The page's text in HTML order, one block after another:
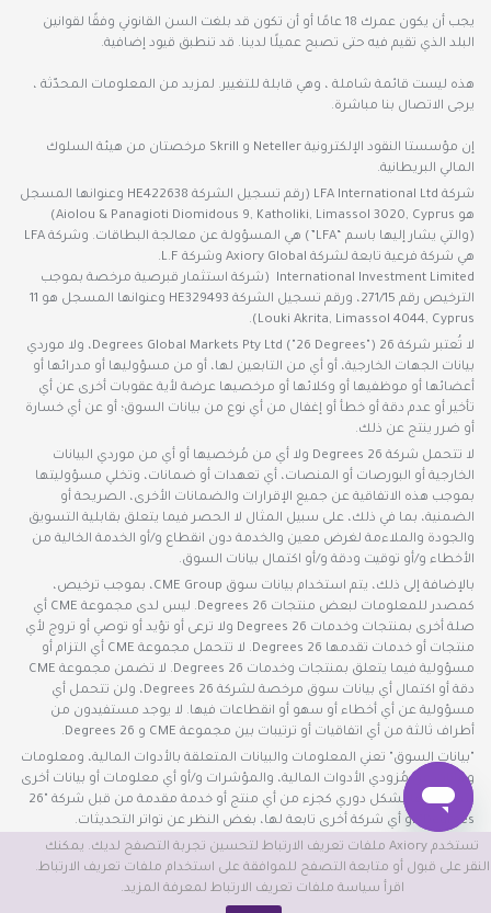
يجب أن يكون عمرك 18 عامًا أو أن تكون قد بلغت السن القانوني وفقًا لقوانين
البلد الذي تقيم فيه حتى تصبح عميلًا لدينا. قد تنطبق قيود إضافية.
هذه ليست قائمة شاملة ، وهي قابلة للتغيير. لمزيد من المعلومات المحدّثة ،
يرجى الاتصال بنا مباشرة.
إن مؤسستا النقود الإلكترونية Neteller و Skrill مرخصتان من هيئة السلوك
المالي البريطانية.
شركة LFA International Ltd (رقم تسجيل الشركة HE422638 وعنوانها المسجل
هو Aiolou & Panagioti Diomidous 9, Katholiki, Limassol 3020, Cyprus)
(والتي يشار إليها باسم “LFA”) هي المسؤولة عن معالجة البطاقات. وشركة LFA
هي شركة فرعية تابعة لشركة Axiory Global وشركة L.F.
International Investment Limited (شركة استثمار قبرصية مرخصة بموجب
الترخيص رقم 271/15، ورقم تسجيل الشركة HE329493 وعنوانها المسجل هو 11
Louki Akrita, Limassol 4044, Cyprus).
لا تُعتبر شركة 26 Degrees Global Markets Pty Ltd ("26 Degrees")، ولا موردي
بيانات الجهات الخارجية، أو أي من التابعين لها، أو من مسؤوليها أو مدرائها أو
أعضائها أو موظفيها أو وكلائها أو مرخصيها عرضة لأية عقوبات أخرى عن أي
تأخير أو عدم دقة أو خطأ أو إغفال من أي نوع من بيانات السوق؛ أو عن أي خسارة
أو ضرر ينتج عن ذلك.
لا تتحمل شركة 26 Degrees ولا أي من مُرخصيها أو أي من موردي البيانات
الخارجية أو البورصات أو المنصات، أي تعهدات أو ضمانات، وتخلي مسؤوليتها
بموجب هذه الاتفاقية عن جميع الإقرارات والضمانات الأخرى، الصريحة أو
الضمنية، بما في ذلك، على سبيل المثال لا الحصر فيما يتعلق بقابلية التسويق
والجودة والملاءمة لغرض معين والخدمة دون انقطاع و/أو الخدمة الخالية من
الأخطاء و/أو توقيت ودقة و/أو اكتمال بيانات السوق.
بالإضافة إلى ذلك، يتم استخدام بيانات سوق CME Group، بموجب ترخيص،
كمصدر للمعلومات لبعض منتجات 26 Degrees. ليس لدى مجموعة CME أي
صلة أخرى بمنتجات وخدمات 26 Degrees ولا ترعى أو تؤيد أو توصي أو تروج لأي
منتجات أو خدمات تقدمها 26 Degrees. لا تتحمل مجموعة CME أي التزام أو
مسؤولية فيما يتعلق بمنتجات وخدمات 26 Degrees. لا تضمن مجموعة CME
دقة أو اكتمال أي بيانات سوق مرخصة لشركة 26 Degrees، ولن تتحمل أي
مسؤولية عن أي أخطاء أو سهو أو انقطاعات فيها. لا يوجد مستفيدون من
أطراف ثالثة من أي اتفاقيات أو ترتيبات بين مجموعة CME و 26 Degrees.
"بيانات السوق" تعني المعلومات والبيانات المتعلقة بالأدوات المالية، ومعلومات
وبيانات عن مُزودي الأدوات المالية، والمؤشرات و/أو أي معلومات أو بيانات أخرى
يتم توفيرها بشكل دوري كجزء من أي منتج أو خدمة مقدمة من قبل شركة "26
Degrees" أو أي شركة أخرى تابعة لها، بغض النظر عن تواتر التحديثات.
©2026 هذا الموقع الإلكتروني تملكه وتديره شركة Axiory Global Limited.
تستخدم Axiory ملفات تعريف الارتباط لتحسين تجربة التصفح لديك. يمكنك
النقر على قبول أو متابعة التصفح للموافقة على استخدام ملفات تعريف الارتباط.
اقرأ سياسة ملفات تعريف الارتباط لمعرفة المزيد.